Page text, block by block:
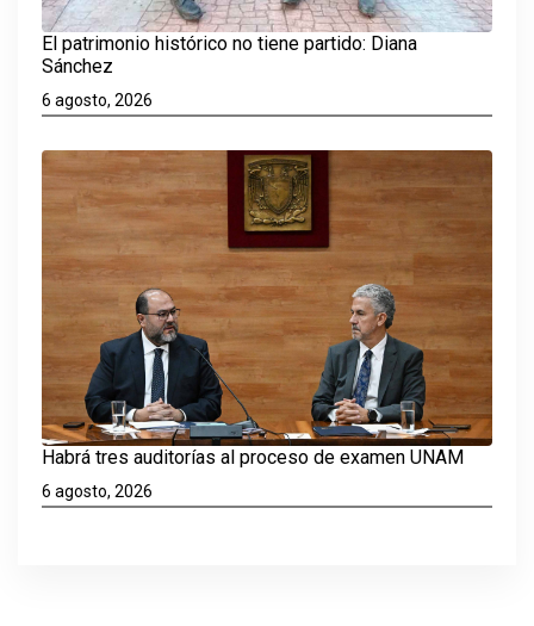
El patrimonio histórico no tiene partido: Diana
Sánchez
6 agosto, 2026
Habrá tres auditorías al proceso de examen UNAM
6 agosto, 2026